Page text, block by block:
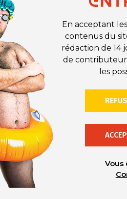
En acceptant
contenus du
rédaction de 14
de
les
Vous